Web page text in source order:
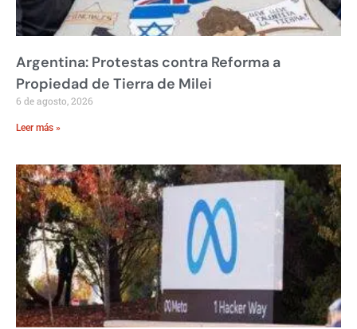
Argentina: Protestas contra Reforma a
Propiedad de Tierra de Milei
6 de agosto, 2026
Leer más »